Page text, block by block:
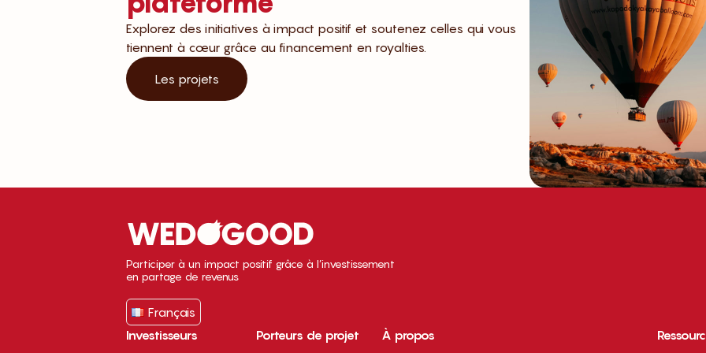
Explorez des initiatives à impact positif et soutenez celles qui vous
tiennent à cœur grâce au financement en royalties.
Les projets
Participer à un impact positif grâce à l’investissement
en partage de revenus
Français
Investisseurs
Porteurs de projet À propos